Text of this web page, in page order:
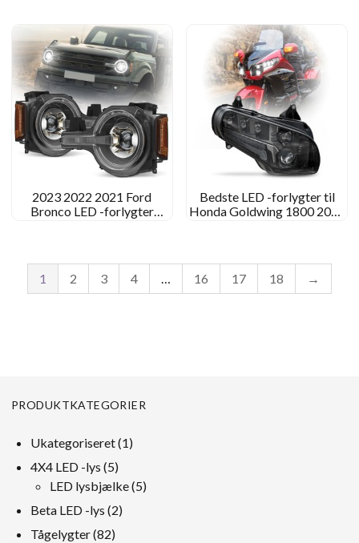
forlygteromdannelse
2023 2022 2021 Ford
Bronco LED -forlygter
Bedste LED -forlygter til
Honda Goldwing 1800 2001
1 2 3 4 16 17 18 →
PRODUKTKATEGORIER
Ukategoriseret 11
4X4 LED -lys 55
produkter
LED lysbjælke 55
Beta LED -lys 22
Tågelygter 8282